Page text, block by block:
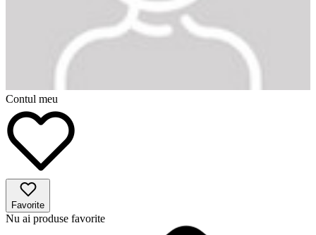
Contul meu
Favorite
Nu ai produse favorite